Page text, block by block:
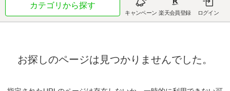
カテゴリから探す
キャンペーン 楽天会員登録 ログイン
お探しのページは見つかりませんでした。